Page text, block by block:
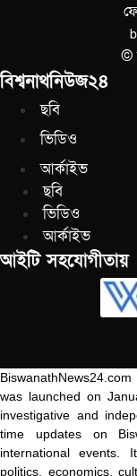
©
বিশ্বনাথনিউজ২৪
ছবি
ভিডিও
আর্কাইভ
ছবি
ভিডিও
আর্কাইভ
আইটি সহযোগীতায়
was launched on
investigative and
time updates on
international events.
politics, economics,